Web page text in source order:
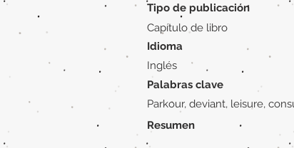
Tipo de publicación
Capítulo de libro
Idioma
Inglés
Palabras clave
Parkour, deviant, leisure,
Resumen